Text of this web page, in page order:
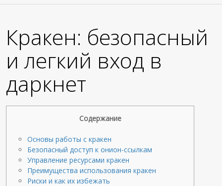
Кракен: безопасный
и легкий вход в
даркнет
Содержание
Основы работы с кракен
Безопасный доступ к онион-ссылкам
Управление ресурсами кракен
Преимущества использования кракен
Риски и как их избежать